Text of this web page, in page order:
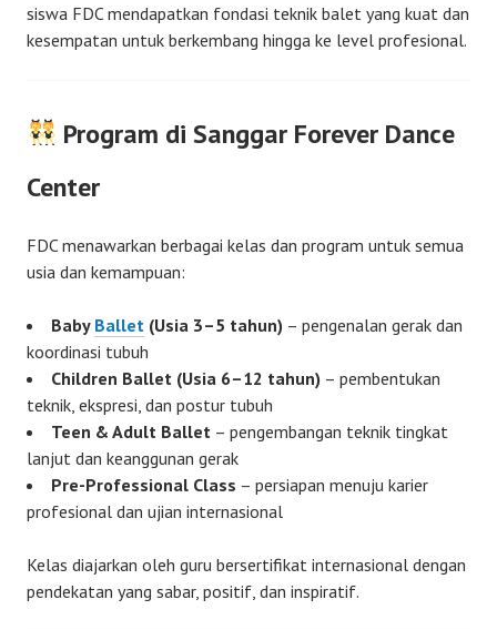
siswa FDC mendapatkan fondasi teknik balet yang kuat dan
kesempatan untuk berkembang hingga ke level profesional.
Program di Sanggar Forever Dance
Center
FDC menawarkan berbagai kelas dan program untuk semua
usia dan kemampuan:
Baby Ballet (Usia 3–5 tahun) – pengenalan gerak dan
koordinasi tubuh
Children Ballet (Usia 6–12 tahun) – pembentukan
teknik, ekspresi, dan postur tubuh
Teen & Adult Ballet – pengembangan teknik tingkat
lanjut dan keanggunan gerak
Pre-Professional Class – persiapan menuju karier
profesional dan ujian internasional
Kelas diajarkan oleh guru bersertifikat internasional dengan
pendekatan yang sabar, positif, dan inspiratif.